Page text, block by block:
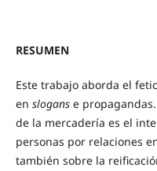
RESUMEN
Este trabajo aborda el
en sloganse
de la mercadería es el
personas por relaciones
también sobre la